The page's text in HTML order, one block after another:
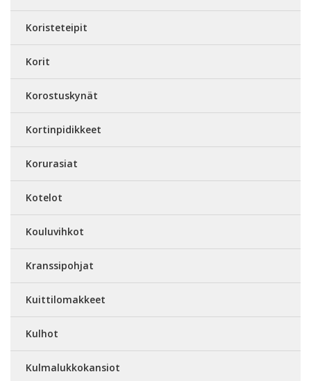
Koristeteipit
Korit
Korostuskynät
Kortinpidikkeet
Korurasiat
Kotelot
Kouluvihkot
Kranssipohjat
Kuittilomakkeet
Kulhot
Kulmalukkokansiot